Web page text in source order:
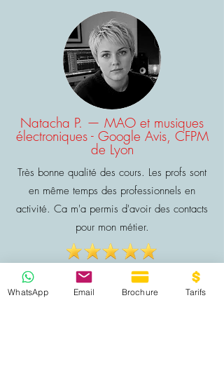
Natacha P. — MAO et musiques
électroniques - Google Avis, CFPM
de Lyon
Très bonne qualité des cours. Les profs sont
en même temps des professionnels en
activité. Ca m'a permis d'avoir des contacts
pour mon métier.
WhatsApp Email Brochure Tarifs